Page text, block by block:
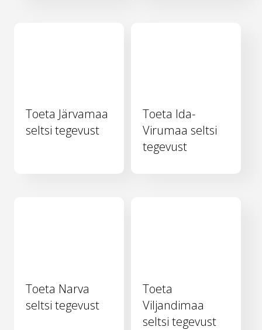
Toeta Järvamaa
seltsi tegevust
Toeta Ida-
Virumaa seltsi
tegevust
Toeta Narva
seltsi tegevust
Toeta
Viljandimaa
seltsi tegevust